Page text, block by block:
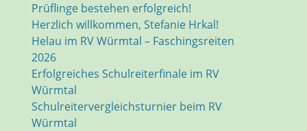
Prüflinge bestehen erfolgreich!
Herzlich willkommen, Stefanie Hrkal!
Helau im RV Würmtal – Faschingsreiten
2026
Erfolgreiches Schulreiterfinale im RV
Würmtal
Schulreitervergleichsturnier beim RV
Würmtal